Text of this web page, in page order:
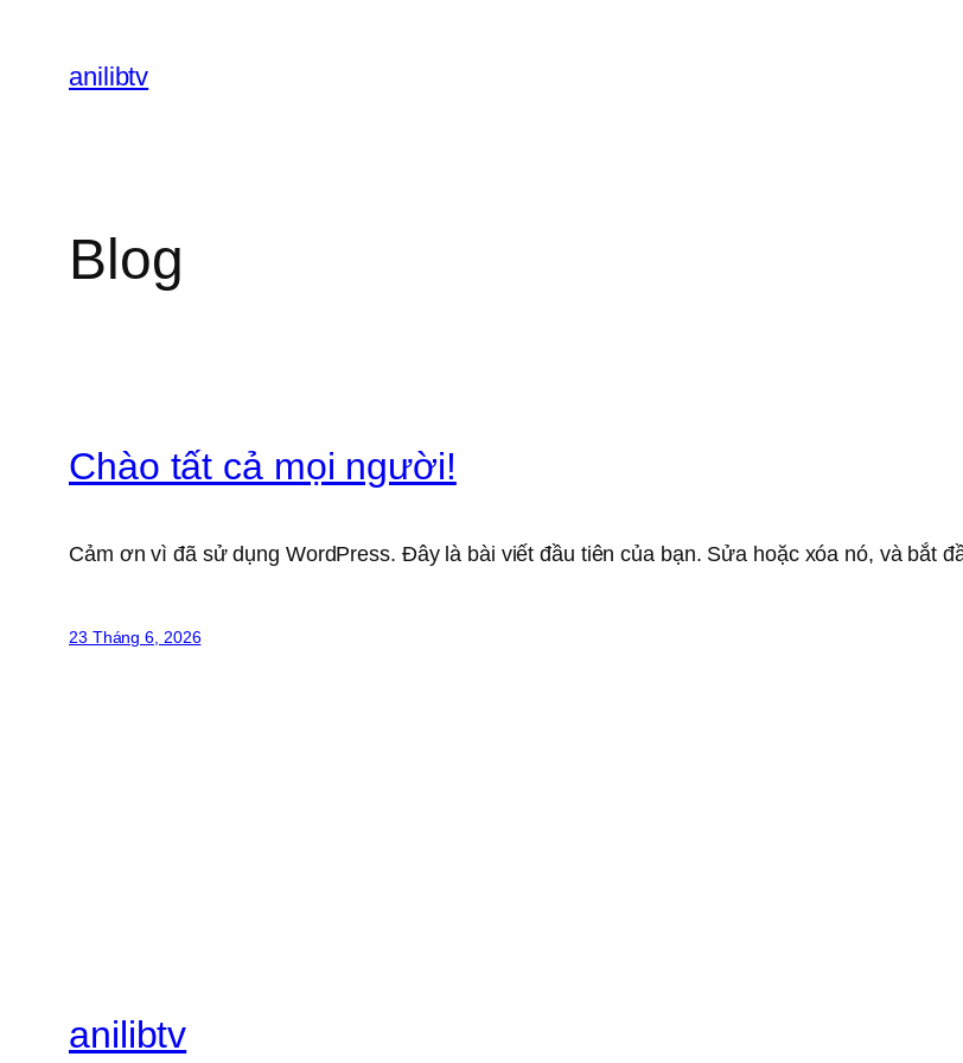
anilibtv
Blog
Chào tất cả mọi người!
Cảm ơn vì đã sử dụng WordPress. Đây là bài viết đầu tiên của bạn. Sửa hoặc xóa nó, và bắt
23 Tháng 6, 2026
anilibtv